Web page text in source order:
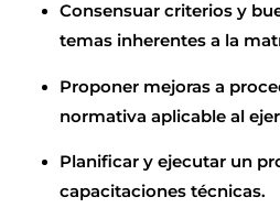
Consensuar criterios y
temas inherentes a la
Proponer mejoras a
normativa aplicable al
Planificar y ejecutar un
capacitaciones técnicas.